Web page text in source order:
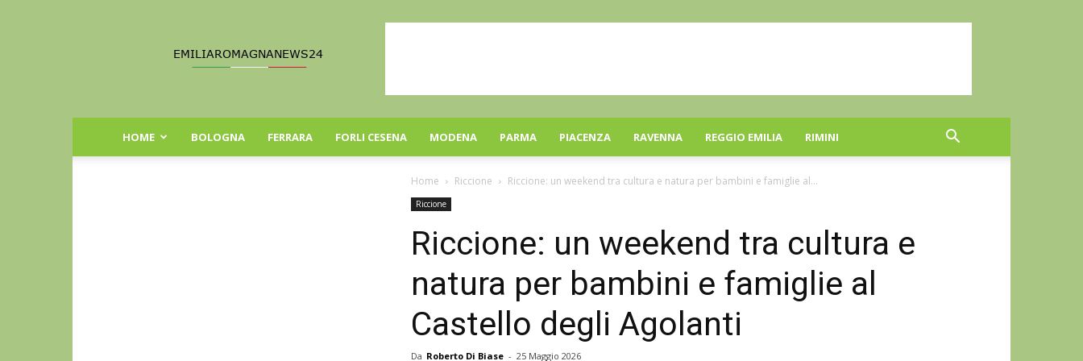
Romagna
HOME BOLOGNA FERRARA FORLI CESENA MODENA PARMA PIACENZA RAVENNA REGGIO EMILIA RIMINI
Home Riccione Riccione: un weekend tra cultura e natura per bambini e famiglie al...
Riccione
Riccione: un weekend tra cultura e
natura per bambini e famiglie al
Castello degli Agolanti
Da Roberto Di Biase - 25 Maggio 2026